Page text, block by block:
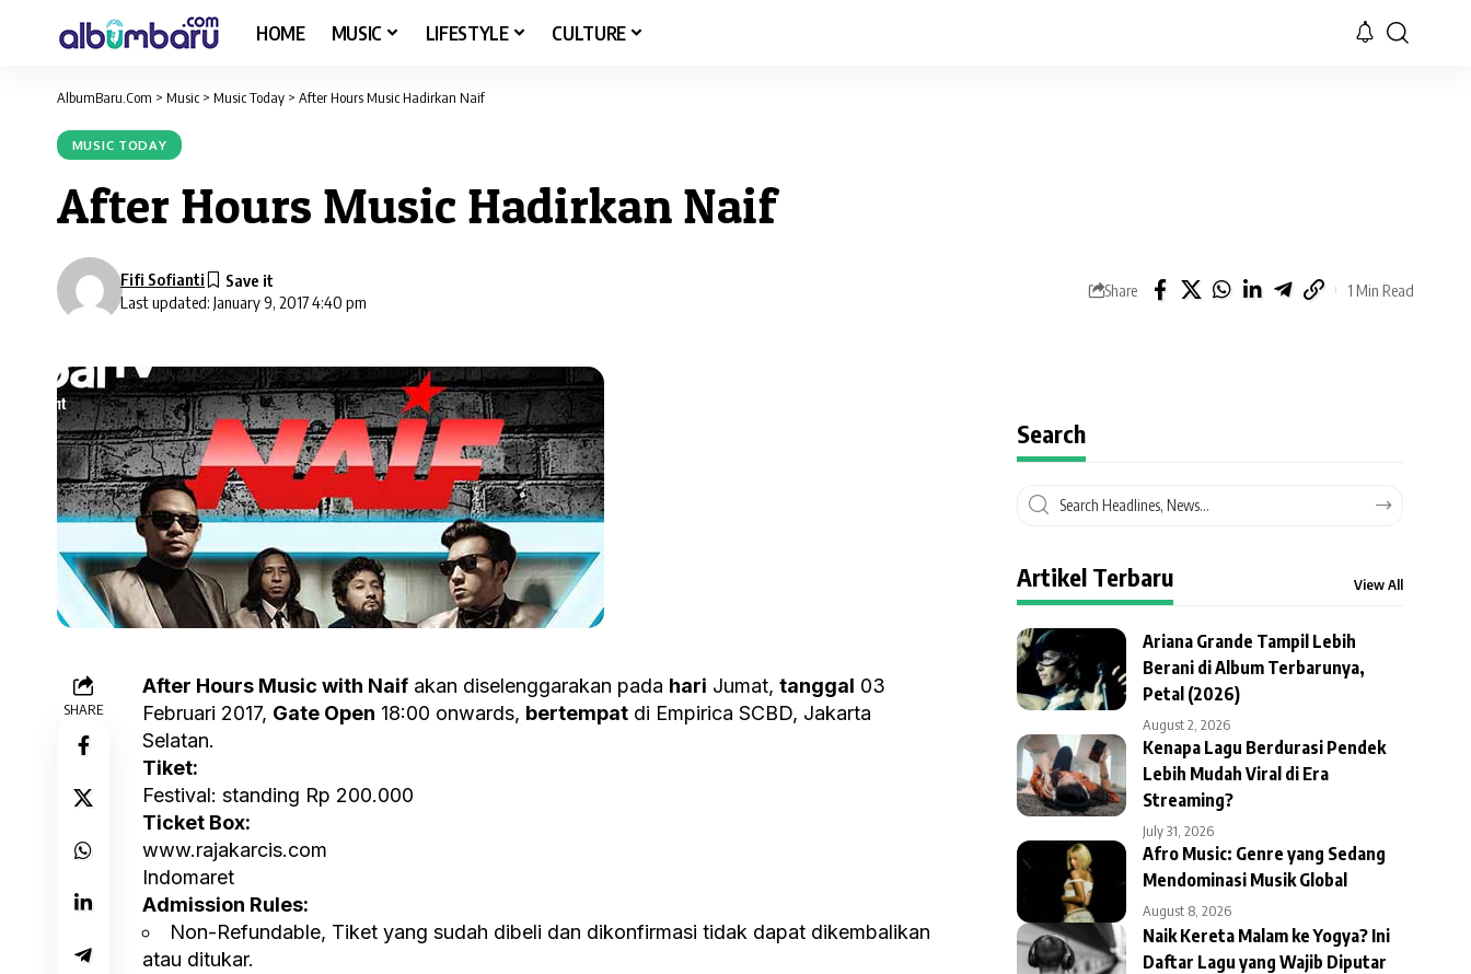
HOME MUSIC LIFESTYLE CULTURE
AlbumBaru.Com > Music > Music Today > After Hours Music Hadirkan Naif
MUSIC TODAY
After Hours Music Hadirkan Naif
Last updated: January 9, 2017 4:40 pm
Fifi Sofianti
Share 1 Min Read
SHARE
After Hours Music with Naif akan diselenggarakan pada hari Jumat, tanggal 03
Februari 2017, Gate Open 18:00 onwards, bertempat di Empirica SCBD, Jakarta
Selatan.
Tiket:
Festival: standing Rp 200.000
Ticket Box:
www.rajakarcis.com
Indomaret
Admission Rules:
Non-Refundable, Tiket yang sudah dibeli dan dikonfirmasi tidak dapat dikembalikan
atau ditukar.
Search
Artikel Terbaru View All
Ariana Grande Tampil Lebih
Berani di Album Terbarunya,
Petal (2026)
August 2, 2026
Kenapa Lagu Berdurasi Pendek
Lebih Mudah Viral di Era
Streaming?
July 31, 2026
Afro Music: Genre yang Sedang
Mendominasi Musik Global
August 8, 2026
Naik Kereta Malam ke Yogya? Ini
Daftar Lagu yang Wajib Diputar